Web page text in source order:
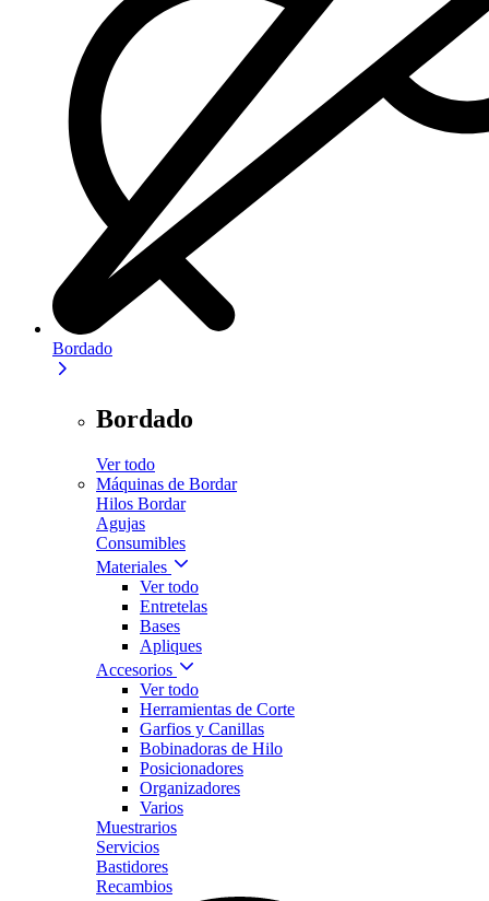
Bordado
Bordado
Ver todo
Máquinas de Bordar
Hilos Bordar
Agujas
Consumibles
Materiales
Ver todo
Entretelas
Bases
Apliques
Accesorios
Ver todo
Herramientas de Corte
Garfios y Canillas
Bobinadoras de Hilo
Posicionadores
Organizadores
Varios
Muestrarios
Servicios
Bastidores
Recambios